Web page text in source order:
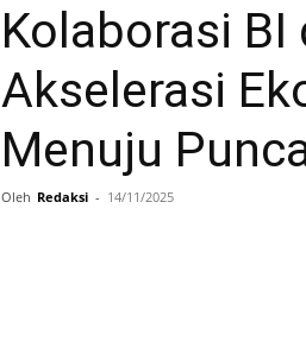
Kolaborasi BI
Akselerasi
Menuju
Oleh Redaksi - 14/11/2025